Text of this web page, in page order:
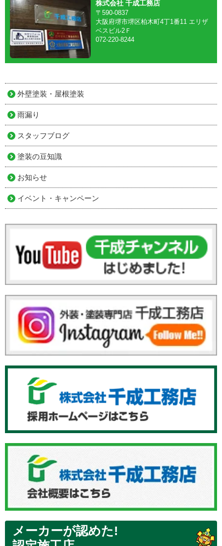
株式会社 千成工務店
〒590-0837
大阪府堺市堺区柏木町4丁1番11 エリザ
ベスビル2Ｆ
072-220-8244
外壁塗装・屋根塗装
雨漏り
スタッフブログ
塗装の豆知識
お知らせ
イベント・キャンペーン
メーカーが認めた!